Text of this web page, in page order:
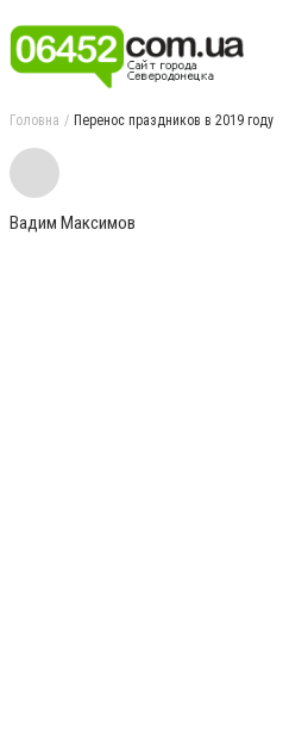
Головна Перенос праздников в 2019 году
Вадим Максимов